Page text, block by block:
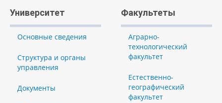
Университет
Основные сведения
Структура и органы
управления
Документы
Факультеты
Аграрно-
технологический
факультет
Естественно-
географический
факультет